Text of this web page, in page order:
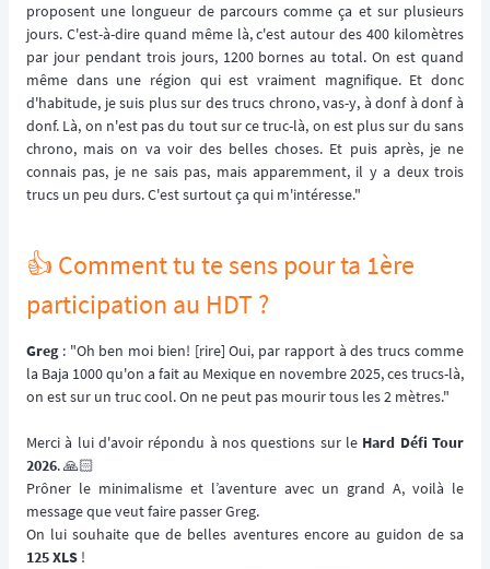
proposent une longueur de parcours comme ça et sur plusieurs
jours. C'est-à-dire quand même là, c'est autour des 400 kilomètres
par jour pendant trois jours, 1200 bornes au total. On est quand
même dans une région qui est vraiment magnifique. Et donc
d'habitude, je suis plus sur des trucs chrono, vas-y, à donf à donf à
donf. Là, on n'est pas du tout sur ce truc-là, on est plus sur du sans
chrono, mais on va voir des belles choses. Et puis après, je ne
connais pas, je ne sais pas, mais apparemment, il y a deux trois
trucs un peu durs. C'est surtout ça qui m'intéresse."
👍 Comment tu te sens pour ta 1ère
participation au HDT ?
Greg: "Oh ben moi bien! [rire] Oui, par rapport à des trucs comme
la Baja 1000 qu'on a fait au Mexique en novembre 2025, ces trucs-là,
on est sur un truc cool. On ne peut pas mourir tous les 2 mètres."
Merci à lui d'avoir répondu à nos questions sur le Hard Défi Tour
2026. 🙏🏻
Prôner le minimalisme et l’aventure avec un grand A, voilà le
message que veut faire passer Greg.
On lui souhaite que de belles aventures encore au guidon de sa
125 XLS !